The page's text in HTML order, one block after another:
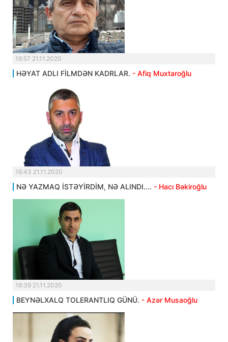
16:57 21.11.2020
HƏYAT ADLI FİLMDƏN KADRLAR. - Afiq Muxtaroğlu
16:43 21.11.2020
NƏ YAZMAQ İSTƏYİRDİM, NƏ ALINDI.... - Hacı Bəkiroğlu
16:39 21.11.2020
BEYNƏLXALQ TOLERANTLIQ GÜNÜ. - Azər Musaoğlu